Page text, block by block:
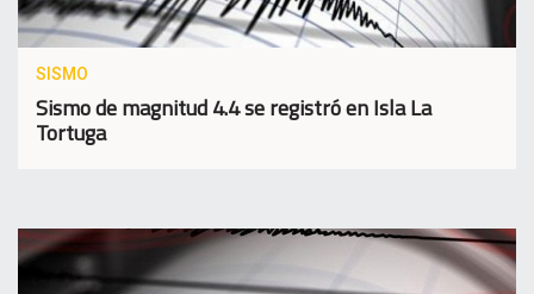
SISMO
Sismo de magnitud 4.4 se registró en Isla La
Tortuga